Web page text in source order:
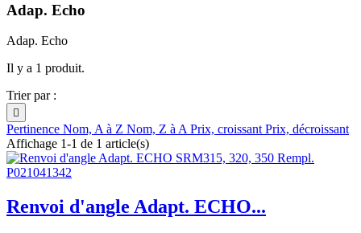
Adap. Echo
Adap. Echo
Il y a 1 produit.
Trier par :

Pertinence Nom, A à Z Nom, Z à APrix, croissantPrix, décroissant
Affichage 1-1 de 1 article(s)
Renvoi d'angle Adapt. ECHO...